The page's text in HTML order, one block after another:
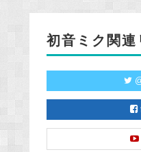
初音ミク関連